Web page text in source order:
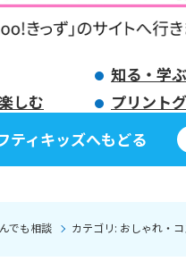
知る・学ぶ
しむ
プリント
ティキッズへもどる
でも相談 カテゴリ: おしゃれ・